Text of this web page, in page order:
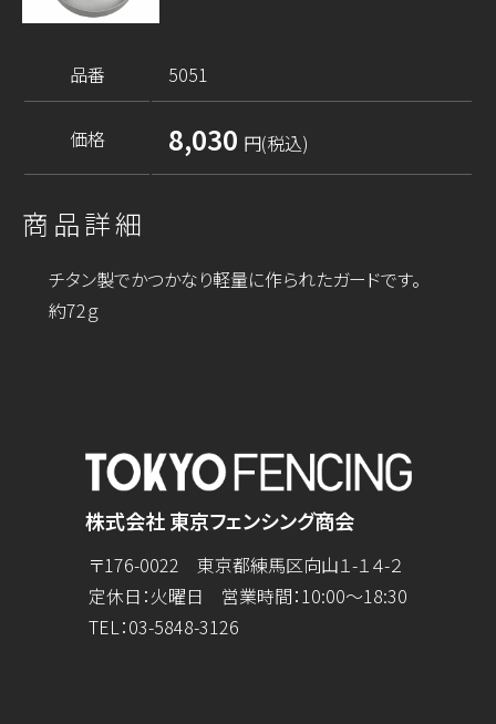
品番 5051
価格 8,030 円(税込)
商品詳細
チタン製でかつかなり軽量に作られたガードです。
約72ｇ
株式会社 東京フェンシング商会
〒176-0022 東京都練馬区向山１-１４-２
定休日：火曜日 営業時間：10:00～18:30
TEL：03-5848-3126